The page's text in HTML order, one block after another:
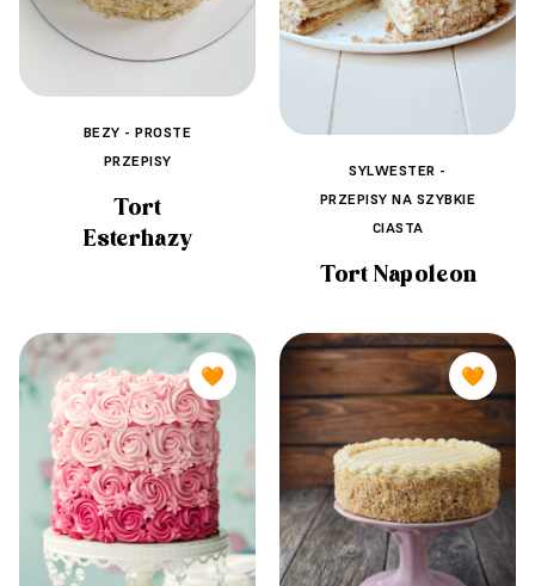
BEZY - PROSTE
PRZEPISY
Tort
Esterhazy
SYLWESTER -
PRZEPISY NA SZYBKIE
CIASTA
Tort Napoleon
🧡 🧡